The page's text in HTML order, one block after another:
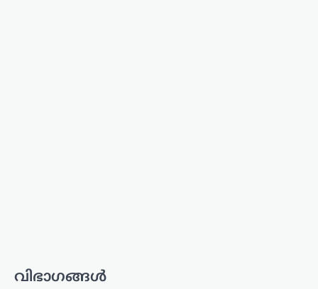
വിഭാഗങ്ങൾആത്മവിശ്വാസത്തോടെ ഇന്ധനം
ഉപയോഗിക്കാമെന്ന് കേന്ദ്ര പെട്രോളിയം,